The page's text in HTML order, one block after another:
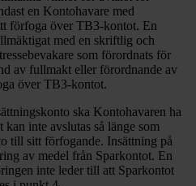
en Kontohavare med
förfoga över TB3-kontot. En
med en skriftlig och
som förordnats för
av fullmakt eller förordnande av
över TB3-kontot.
ska Kontohavaren ha
inte avslutas så länge som
till sitt förfogande. Insättning på
av medel från Sparkontot. En
inte leder till att Sparkontot